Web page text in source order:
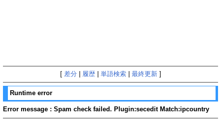
[ 差分 履歴| 単語検索| 最終更新]
Runtime error
Error message : Spam check failed. Plugin:secedit Match:ipcountry